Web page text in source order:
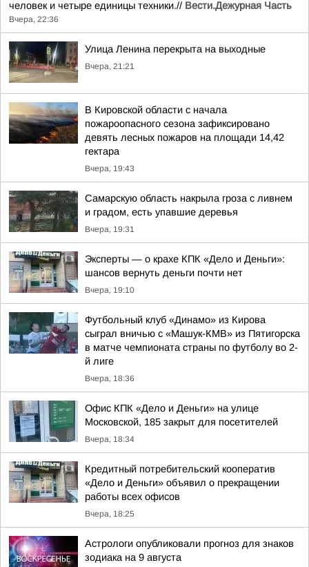
человек и четыре единицы техники.// Вести.Дежурная Часть
Вчера, 22:36
Улица Ленина перекрыта на выходные
Вчера, 21:21
В Кировской области с начала
пожароопасного сезона зафиксировано
девять лесных пожаров на площади 14,42
гектара
Вчера, 19:43
Самарскую область накрыла гроза с ливнем
и градом, есть упавшие деревья
Вчера, 19:31
Эксперты — о крахе КПК «Дело и Деньги»:
шансов вернуть деньги почти нет
Вчера, 19:10
Футбольный клуб «Динамо» из Кирова
сыграл вничью с «Машук-КМВ» из Пятигорска
в матче чемпионата страны по футболу во 2-
й лиге
Вчера, 18:36
Офис КПК «Дело и Деньги» на улице
Московской, 185 закрыт для посетителей
Вчера, 18:34
Кредитный потребительский кооператив
«Дело и Деньги» объявил о прекращении
работы всех офисов
Вчера, 18:25
Астрологи опубликовали прогноз для знаков
зодиака на 9 августа